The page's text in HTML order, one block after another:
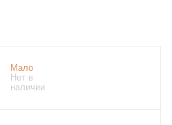
Мало
Нет в
наличии